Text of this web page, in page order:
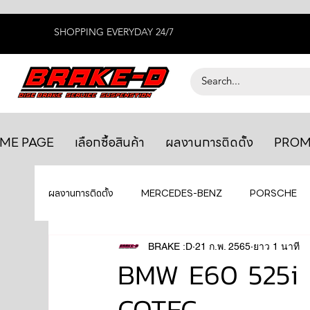
SHOPPING EVERYDAY 24/7
PAGE เลือกซื้อสินค้า ผลงานการติดตั้ง
ผลงานการติดตั้ง MERCEDES-BENZ PORSCHE
BENTLEY LEXUS ยางรถยนต์ AUDI
MAHLE
BMW E60
BRAKE :D 21 ก.พ. 2565 ยาว 1 นาที